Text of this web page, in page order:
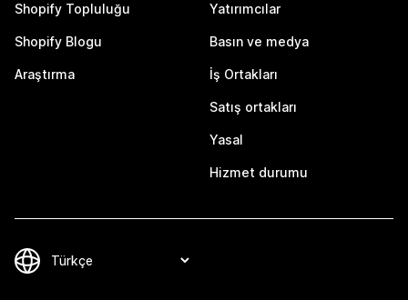
Shopify Topluluğu
Shopify Blogu
Araştırma
Yatırımcılar
Basın ve medya
İş Ortakları
Satış ortakları
Yasal
Hizmet durumu